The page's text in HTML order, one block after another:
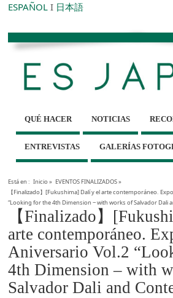
ESPAÑOL I 日本語
QUÉ HACER NOTICIAS
ENTREVISTAS GALERÍAS
Está en : Inicio» EVENTOS FINALIZADOS»
【Finalizado】[Fukushima] Dalí y el arte contemporáneo.
“Looking for the 4th Dimension ‒ with works of Salvador Dali
【Finalizado】
arte contemporáneo.
Aniversario Vol.2
4th Dimension ‒ with
Salvador Dali and